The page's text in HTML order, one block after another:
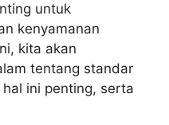
untuk
kenyamanan
kita akan
tentang standar
ini penting, serta